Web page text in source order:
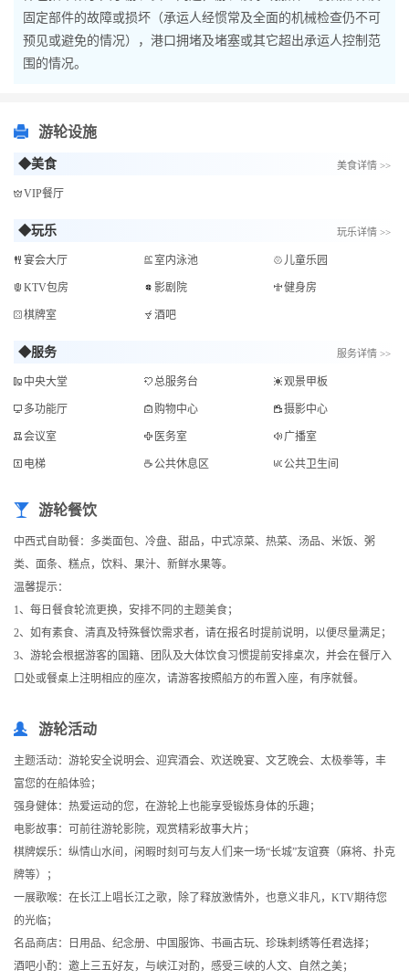
固定部件的故障或损坏（承运人经惯常及全面的机械检查仍不可
预见或避免的情况），港口拥堵及堵塞或其它超出承运人控制范
围的情况。
游轮设施
◆美食 美食详情 >>
VIP餐厅
◆玩乐 玩乐详情 >>
宴会大厅 室内泳池 儿童乐园
KTV包房 影剧院 健身房
棋牌室 酒吧
◆服务 服务详情 >>
中央大堂 总服务台 观景甲板
多功能厅 购物中心 摄影中心
会议室 医务室 广播室
电梯 公共休息区 公共卫生间
游轮餐饮
中西式自助餐：多类面包、冷盘、甜品，中式凉菜、热菜、汤品、米饭、粥
类、面条、糕点，饮料、果汁、新鲜水果等。
温馨提示：
1、每日餐食轮流更换，安排不同的主题美食；
2、如有素食、清真及特殊餐饮需求者，请在报名时提前说明，以便尽量满足；
3、游轮会根据游客的国籍、团队及大体饮食习惯提前安排桌次，并会在餐厅入
口处或餐桌上注明相应的座次，请游客按照船方的布置入座，有序就餐。
游轮活动
主题活动：游轮安全说明会、迎宾酒会、欢送晚宴、文艺晚会、太极拳等，丰
富您的在船体验；
强身健体：热爱运动的您，在游轮上也能享受锻炼身体的乐趣；
电影故事：可前往游轮影院，观赏精彩故事大片；
棋牌娱乐：纵情山水间，闲暇时刻可与友人们来一场“长城”友谊赛（麻将、扑克
牌等）；
一展歌喉：在长江上唱长江之歌，除了释放激情外，也意义非凡，KTV期待您
的光临；
名品商店：日用品、纪念册、中国服饰、书画古玩、珍珠刺绣等任君选择；
酒吧小酌：邀上三五好友，与峡江对酌，感受三峡的人文、自然之美；